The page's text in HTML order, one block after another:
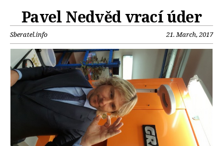
Pavel Nedvěd vrací úder
Sberatel.info 21. March, 2017